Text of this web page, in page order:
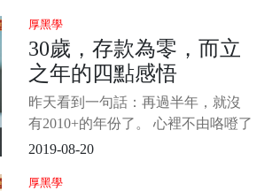
先生的《面對面》專訪，心生無限
感慨。 任老爺子有一番話，聽得我
不寒而栗。 主持人董倩問任正非，
為什麼在華為如此生死攸關的時
刻，您還想談教育，這麼關心教育
厚黑學
30歲，存款為零，而立
之年的四點感悟
昨天看到一句話：再過半年，就沒
有2010+的年份了。 心裡不由咯噔了
一下，時間走得太快了，太快了。
幾個舍友圍在筆記本電腦前看了部
2019-08-20
厚黑學